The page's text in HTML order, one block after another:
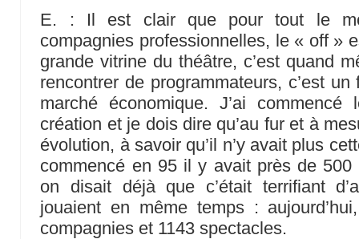
E. : Il est clair que pour tout le
compagnies professionnelles, le « off »
grande vitrine du théâtre, c’est quand
rencontrer de programmateurs, c’est
marché économique. J’ai
création et je dois dire qu’au fur et à
évolution, à savoir qu’il n’y avait plus
commencé en 95 il y avait près de 500
on disait déjà que c’était terrifiant
jouaient en même temps :
compagnies et 1143 spectacles.